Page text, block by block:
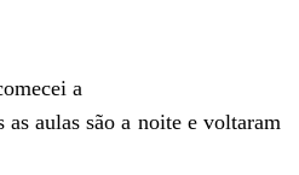
a
aulas são a noite e voltaram